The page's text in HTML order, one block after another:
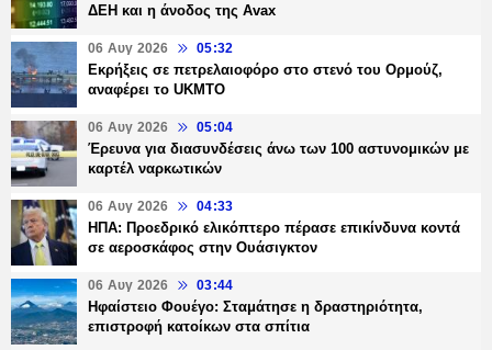
ΔΕΗ και η άνοδος της Avax
06 Αυγ 2026 05:32
Εκρήξεις σε πετρελαιοφόρο στο στενό του Ορμούζ,
αναφέρει το UKMTO
06 Αυγ 2026 05:04
Έρευνα για διασυνδέσεις άνω των 100 αστυνομικών με
καρτέλ ναρκωτικών
06 Αυγ 2026 04:33
ΗΠΑ: Προεδρικό ελικόπτερο πέρασε επικίνδυνα κοντά
σε αεροσκάφος στην Ουάσιγκτον
06 Αυγ 2026 03:44
Ηφαίστειο Φουέγο: Σταμάτησε η δραστηριότητα,
επιστροφή κατοίκων στα σπίτια